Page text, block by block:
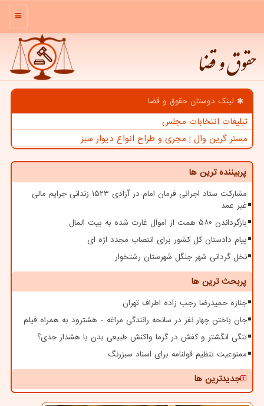
منو
حقوق و قضا
لینک دوستان حقوق و قضا
تبلیغات انتخابات مجلس
مستر گرین وال | مجری و طراح انواع دیوار سبز
پربیننده ترین ها
مشارکت ستاد اجرائی فرمان امام در آزادی ۱۵۲۳ زندانی جرایم مالی
غیر عمد
بازگرداندن ۵۸۰ همت از اموال غارت شده به بیت المال
پیام دادستان کل کشور برای انتصاب مجدد اژه ای
نخل گردانی شهر جنگل شهرستان رشتخوار
پربحث ترین ها
جنازه حمیدرضا رجب زاده اطراف تهران
جان باختن چهار نفر در سانحه رانندگی مراغه - هشترود به همراه فیلم
تنگی انگشتر و کفش در گرما واکنش طبیعی بدن یا هشدار جدی؟
ممنوعیت تنظیم قولنامه برای اسناد سبزرنگ
جدیدترین ها